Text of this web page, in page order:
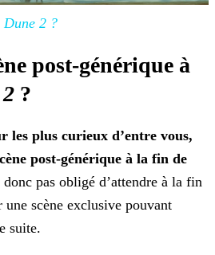
Dune 2 ?
post-générique à
?
les plus curieux d’entre vous,
post-générique à la fin de
donc pas obligé d’attendre à la fin
scène exclusive pouvant
suite.